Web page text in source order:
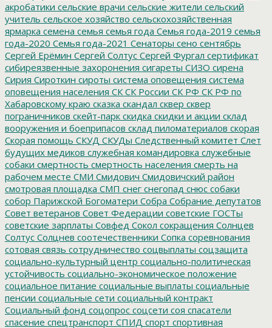
акробатики сельские врачи сельские жители сельский
учитель сельское хозяйство сельскохозяйственная
ярмарка семена семья семья года Семья года-2019 семья
года-2020 Семья года-2021 Сенаторы сено сентябрь
Сергей Ерёмин Сергей Солтус Сергей Фургал сертификат
сибиреязвенные захоронения сигареты СИЗО сирена
Сирия Сироткин сироты система оповещения система
оповещения населения СК СК России СК РФ СК РФ по
Хабаровскому краю сказка скандал сквер сквер
пограничников скейт-парк скидка скидки и акции склад
вооружения и боеприпасов склад пиломатериалов скорая
Скорая помощь СКУД СКУДы Следственный комитет Слет
будущих медиков служебная командировка служебные
собаки смертность смертность населения смерть на
рабочем месте СМИ Смидович Смидовичский район
смотровая площадка СМП снег снегопад снюс собаки
собор Парижской Богоматери Собра Собрание депутатов
Совет ветеранов Совет Федерации советские ГОСТы
советские зарплаты Совфед Сокол сокращения Солнцев
Солтус Солцнев соотечественники Сопка соревнования
сотовая связь сотрудничество соцвыплаты соцзащита
социально-культурный центр социально-политическая
устойчивость социально-экономическое положение
социальное питание социальные выплаты социальные
пенсии социальные сети социальный контракт
Социальный фонд соцопрос соцсети соя спасатели
спасение спецтранспорт СПИД спорт спортивная